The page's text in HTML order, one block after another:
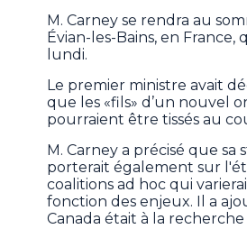
M. Carney se rendra au
Évian-les-Bains, en France,
lundi.
Le premier ministre avait
que les «fils» d’un nouvel
pourraient être tissés au
M. Carney a précisé que sa
porterait également sur
coalitions ad hoc qui
fonction des enjeux. Il a
Canada était à la